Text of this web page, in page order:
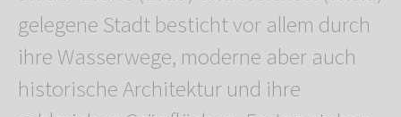
gelegene Stadt besticht vor allem durch
ihre Wasserwege, moderne aber auch
historische Architektur und ihre